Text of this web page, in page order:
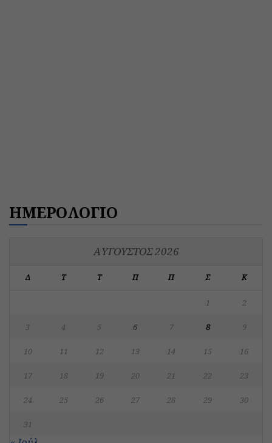
ΗΜΕΡΟΛΟΓΙΟ
ΑΎΓΟΥΣΤΟΣ 2026
Δ Τ Τ Π Π Σ Κ
1 2
3 4 5 6 7 8 9
10 11 12 13 14 15 16
17 18 19 20 21 22 23
24 25 26 27 28 29 30
31